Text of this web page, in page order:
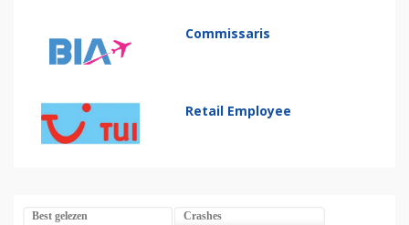
Commissaris
Retail Employee
Best gelezen Crashes